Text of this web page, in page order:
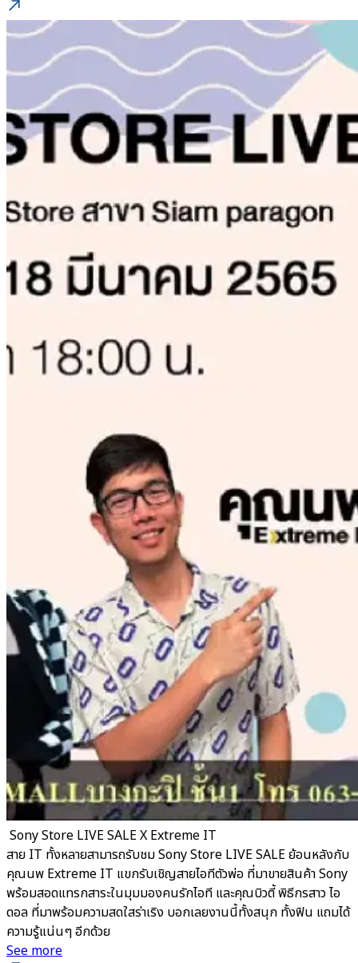
​ Sony Store LIVE SALE X Extreme IT
สาย IT ทั้งหลายสามารถรับชม Sony Store LIVE SALE ย้อนหลังกับ
คุณนพ Extreme IT แขกรับเชิญสายไอทีตัวพ่อ ที่มาขายสินค้า Sony
พร้อมสอดแทรกสาระในมุมมองคนรักไอที และคุณบิวตี้ พิธีกรสาว ไอ
ดอล ที่มาพร้อมความสดใสร่าเริง บอกเลยงานนี้ทั้งสนุก ทั้งฟิน แถมได้
ความรู้แน่นๆ อีกด้วย
See more